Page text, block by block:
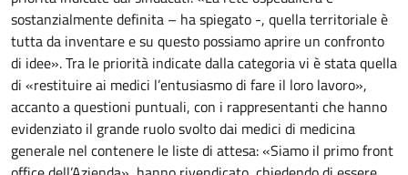
sostanzialmente definita – ha spiegato -, quella territoriale è
tutta da inventare e su questo possiamo aprire un confronto
di idee». Tra le priorità indicate dalla categoria vi è stata quella
di «restituire ai medici l’entusiasmo di fare il loro lavoro»,
accanto a questioni puntuali, con i rappresentanti che hanno
evidenziato il grande ruolo svolto dai medici di medicina
generale nel contenere le liste di attesa: «Siamo il primo front